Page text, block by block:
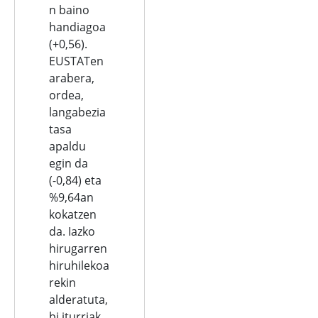
n baino
handiagoa
(+0,56).
EUSTATen
arabera,
ordea,
langabezia
tasa
apaldu
egin da
(-0,84) eta
%9,64an
kokatzen
da. Iazko
hirugarren
hiruhilekoa
rekin
alderatuta,